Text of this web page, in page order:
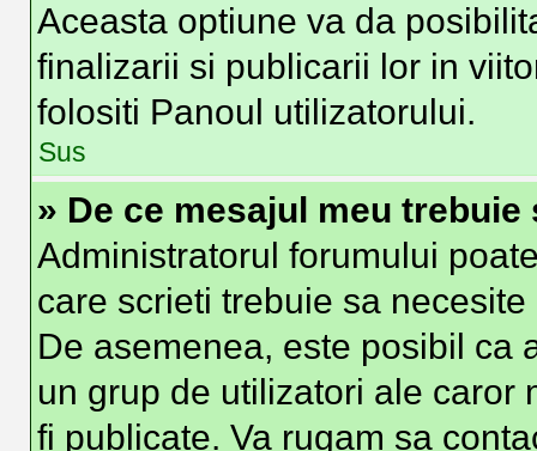
Aceasta optiune va da
finalizarii si publicarii lor in
folositi Panoul utilizatorului.
Sus
» De ce mesajul meu trebuie
Administratorul forumului
care scrieti trebuie sa
De asemenea, este posibil ca
un grup de utilizatori ale caror
fi publicate. Va rugam sa